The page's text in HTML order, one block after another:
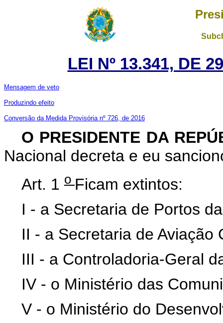
LEI Nº 13.341, DE
Mensagem de veto
Produzindo efeito
Conversão da Medida Provisória nº 726, de 2016
O PRESIDENTE DA
Nacional decreta e eu
Art. 1 o Ficam extintos:
I - a Secretaria de Portos
II - a Secretaria de Aviação
III - a Controladoria-Geral
IV - o Ministério das
V - o Ministério do